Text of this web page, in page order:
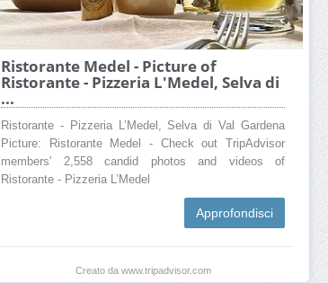
Ristorante Medel - Picture of
Ristorante - Pizzeria L'Medel, Selva di
...
Ristorante - Pizzeria L’Medel, Selva di Val Gardena
Picture: Ristorante Medel - Check out TripAdvisor
members' 2,558 candid photos and videos of
Ristorante - Pizzeria L’Medel
Approfondisci
Creato da www.tripadvisor.com